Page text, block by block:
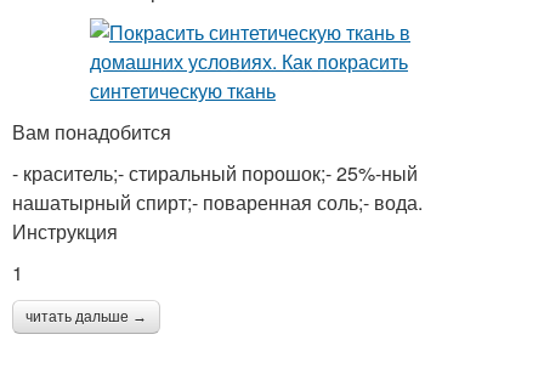
Вам понадобится
- краситель;- стиральный порошок;- 25%-ный
нашатырный спирт;- поваренная соль;- вода.
Инструкция
1
читать дальше →